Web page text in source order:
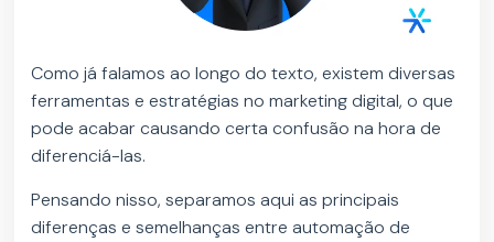
Como já falamos ao longo do texto, existem diversas
ferramentas e estratégias no marketing digital, o que
pode acabar causando certa confusão na hora de
diferenciá-las.
Pensando nisso, separamos aqui as principais
diferenças e semelhanças entre automação de